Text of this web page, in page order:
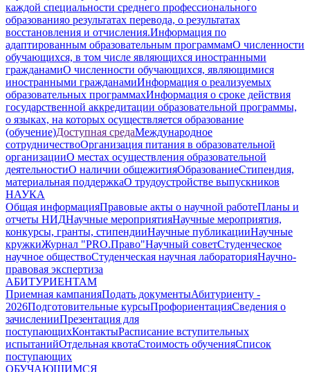
каждой специальности среднего профессионального
образованияо результатах перевода, о результатах
восстановления и отчисления.Информация по
адаптированным образовательным программамО численности
обучающихся, в том числе являющихся иностранными
гражданамиО численности обучающихся, являющимися
иностранными гражданамиИнформация о реализуемых
образовательных программахИнформация о сроке действия
государственной аккредитации образовательной программы,
о языках, на которых осуществляется образование
(обучение)Доступная средаМеждународное
сотрудничествоОрганизация питания в образовательной
организацииО местах осуществления образовательной
деятельностиО наличии общежитияОбразованиеСтипендия,
материальная поддержкаО трудоустройстве выпускников
НАУКА
Общая информацияПравовые акты о научной работеПланы и
отчеты НИДНаучные мероприятияНаучные мероприятия,
конкурсы, гранты, стипендииНаучные публикацииНаучные
кружкиЖурнал "PRO.Право"Научный советСтуденческое
научное обществоСтуденческая научная лабораторияНаучно-
правовая экспертиза
АБИТУРИЕНТАМ
Приемная кампанияПодать документыАбитуриенту -
2026Подготовительные курсыПрофориентацияСведения о
зачисленииПрезентация для
поступающихКонтактыРасписание вступительных
испытанийОтдельная квотаСтоимость обученияCписок
поступающих
ОБУЧАЮЩИМСЯ